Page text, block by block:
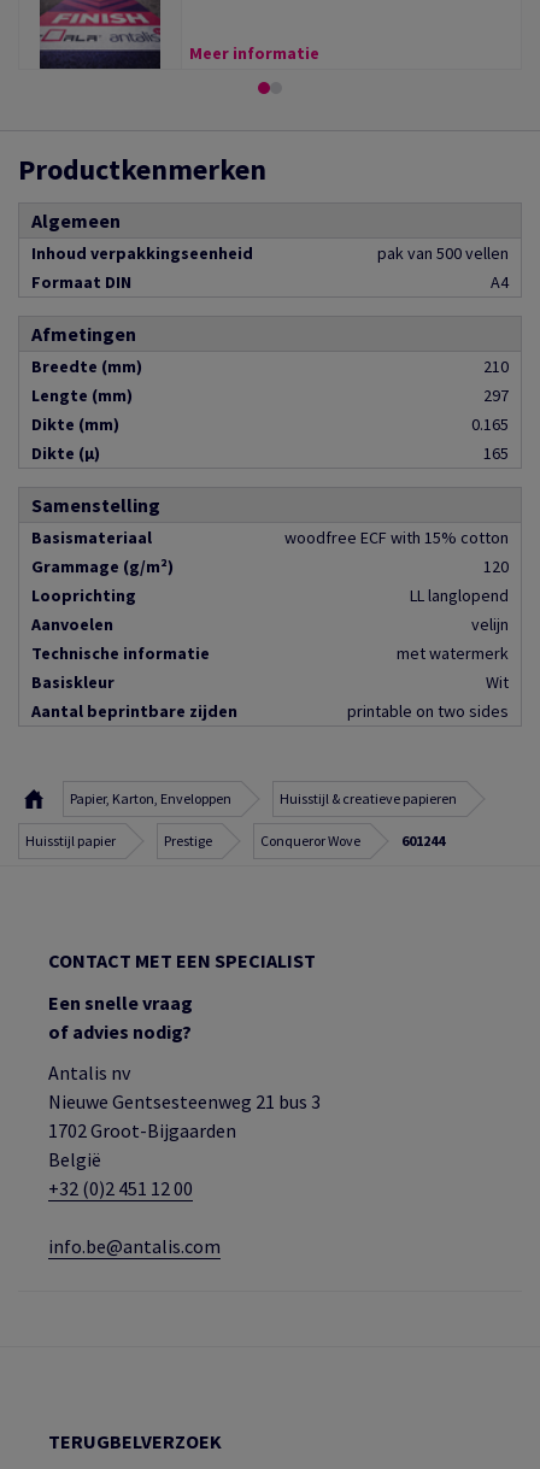
Meer informatie
Productkenmerken
Algemeen
Inhoud verpakkingseenheid
pak van 500 vellen
Formaat DIN
A4
Afmetingen
Breedte (mm)
210
Lengte (mm)
297
Dikte (mm)
0.165
Dikte (µ)
165
Samenstelling
Basismateriaal
woodfree ECF with 15% cotton
Grammage (g/m²)
120
Looprichting
LL langlopend
Aanvoelen
velijn
Technische informatie
met watermerk
Basiskleur
Wit
Aantal beprintbare zijden
printable on two sides
Papier, Karton, Enveloppen Huisstijl & creatieve papieren
Huisstijl papier Prestige Conqueror Wove 601244
CONTACT MET EEN SPECIALIST
Een snelle vraag
of advies nodig?
Antalis nv
Nieuwe Gentsesteenweg 21 bus 3
1702 Groot-Bijgaarden
België
+32 (0)2 451 12 00
info.be@antalis.com
TERUGBELVERZOEK